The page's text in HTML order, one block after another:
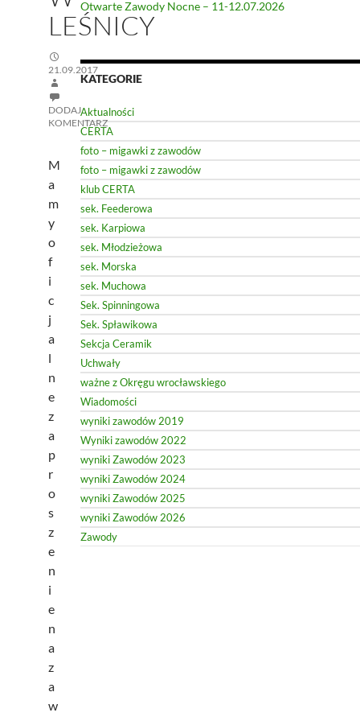
LEŚNICY
21.09.2017
DODAJ
KOMENTARZ
M
a
m
y
o
f
i
c
j
a
l
n
e
z
a
p
r
o
s
z
e
n
i
e
n
a
z
a
w
Otwarte Zawody Nocne – 11-12.07.2026
KATEGORIE
Aktualności
CERTA
foto – migawki z zawodów
foto – migawki z zawodów
klub CERTA
sek. Feederowa
sek. Karpiowa
sek. Młodzieżowa
sek. Morska
sek. Muchowa
Sek. Spinningowa
Sek. Spławikowa
Sekcja Ceramik
Uchwały
ważne z Okręgu wrocławskiego
Wiadomości
wyniki zawodów 2019
Wyniki zawodów 2022
wyniki Zawodów 2023
wyniki Zawodów 2024
wyniki Zawodów 2025
wyniki Zawodów 2026
Zawody